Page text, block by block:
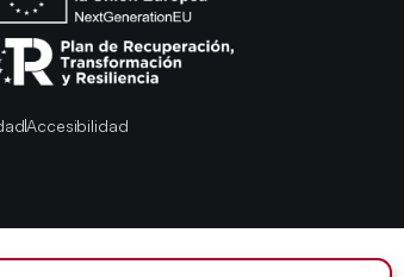
Accesibilidad